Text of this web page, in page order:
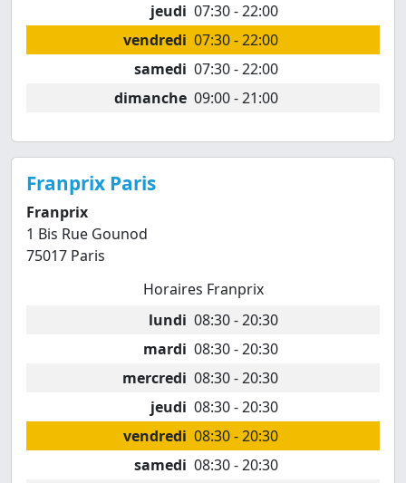
jeudi 07:30 - 22:00
vendredi 07:30 - 22:00
samedi 07:30 - 22:00
dimanche 09:00 - 21:00
Franprix Paris
Franprix
1 Bis Rue Gounod
75017 Paris
Horaires Franprix
lundi 08:30 - 20:30
mardi 08:30 - 20:30
mercredi 08:30 - 20:30
jeudi 08:30 - 20:30
vendredi 08:30 - 20:30
samedi 08:30 - 20:30